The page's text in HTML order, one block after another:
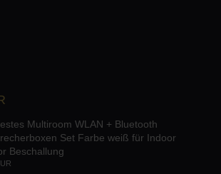
Multiroom WLAN + Bluetooth
Set Farbe weiß für Indoor
Beschallung